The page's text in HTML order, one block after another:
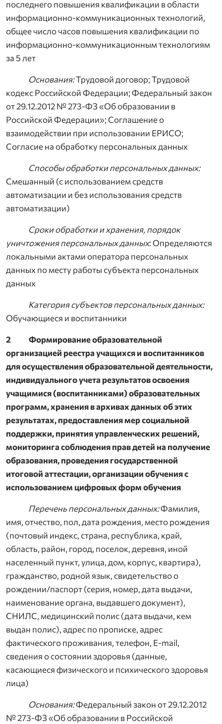
последнего повышения квалификации в области
информационно-коммуникационных технологий,
общее число часов повышения квалификации по
информационно-коммуникационным технологиям
за 5 лет
Основания:Трудовой договор; Трудовой
кодекс Российской Федерации; Федеральный закон
от 29.12.2012 № 273-ФЗ «Об образовании в
Российской Федерации»; Соглашение о
взаимодействии при использовании ЕРИСО;
Согласие на обработку персональных данных
Способы обработки персональных данных:
Смешанный (с использованием средств
автоматизации и без использования средств
автоматизации)
Сроки обработки и хранения, порядок
уничтожения персональных данных: Определяются
локальными актами оператора персональных
данных по месту работы субъекта персональных
данных
Категория субъектов персональных данных:
Обучающиеся и воспитанники
2 Формирование образовательной
организацией реестра учащихся и воспитанников
для осуществления образовательной деятельности,
индивидуального учета результатов освоения
учащимися (воспитанниками) образовательных
программ, хранения в архивах данных об этих
результатах, предоставления мер социальной
поддержки, принятия управленческих решений,
мониторинга соблюдения прав детей на получение
образования, проведения государственной
итоговой аттестации, организации обучения с
использованием цифровых форм обучения
Перечень персональных данных:Фамилия,
имя, отчество, пол, дата рождения, место рождения
(почтовый индекс, страна, республика, край,
область, район, город, поселок, деревня, иной
населенный пункт, улица, дом, корпус, квартира),
гражданство, родной язык, свидетельство о
рождении/паспорт (серия, номер, дата выдачи,
наименование органа, выдавшего документ),
СНИЛС, медицинский полис (дата выдачи, кем
выдан полис), адрес по прописке, адрес
фактического проживания, телефон, E-mail,
сведения о состоянии здоровья (данные,
касающиеся физического и психического здоровья
лица)
Основания:Федеральный закон от 29.12.2012
№ 273-ФЗ «Об образовании в Российской